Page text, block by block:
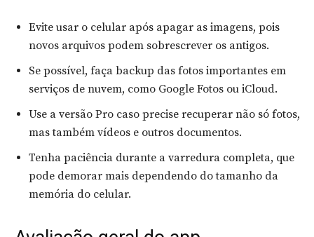
Evite usar o celular após apagar as imagens, pois
novos arquivos podem sobrescrever os antigos.
Se possível, faça backup das fotos importantes em
serviços de nuvem, como Google Fotos ou iCloud.
Use a versão Pro caso precise recuperar não só fotos,
mas também vídeos e outros documentos.
Tenha paciência durante a varredura completa, que
pode demorar mais dependendo do tamanho da
memória do celular.